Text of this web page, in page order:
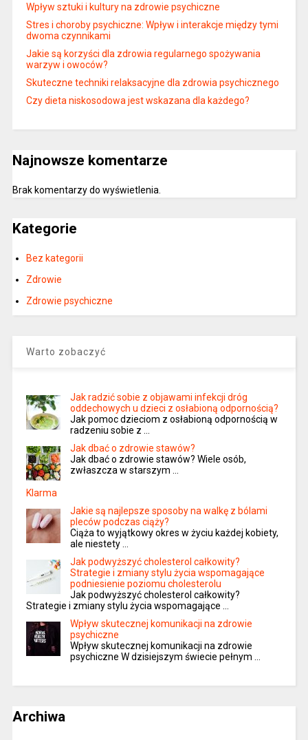
Wpływ sztuki i kultury na zdrowie psychiczne
Stres i choroby psychiczne: Wpływ i interakcje między tymi
dwoma czynnikami
Jakie są korzyści dla zdrowia regularnego spożywania
warzyw i owoców?
Skuteczne techniki relaksacyjne dla zdrowia psychicznego
Czy dieta niskosodowa jest wskazana dla każdego?
Najnowsze komentarze
Brak komentarzy do wyświetlenia.
Kategorie
Bez kategorii
Zdrowie
Zdrowie psychiczne
Warto zobaczyć
Jak radzić sobie z objawami infekcji dróg
oddechowych u dzieci z osłabioną odpornością?
Jak pomoc dzieciom z osłabioną odpornością w
radzeniu sobie z …
Jak dbać o zdrowie stawów?
Jak dbać o zdrowie stawów? Wiele osób,
zwłaszcza w starszym …
Klarma
Jakie są najlepsze sposoby na walkę z bólami
pleców podczas ciąży?
Ciąża to wyjątkowy okres w życiu każdej kobiety,
ale niestety …
Jak podwyższyć cholesterol całkowity?
Strategie i zmiany stylu życia wspomagające
podniesienie poziomu cholesterolu
Jak podwyższyć cholesterol całkowity?
Strategie i zmiany stylu życia wspomagające …
Wpływ skutecznej komunikacji na zdrowie
psychiczne
Wpływ skutecznej komunikacji na zdrowie
psychiczne W dzisiejszym świecie pełnym …
Archiwa